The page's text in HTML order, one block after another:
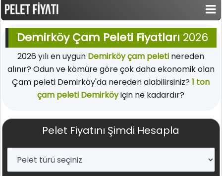
Demirköy Çam Peleti Fiyatları 2026
2026 yılı en uygun Demirköy çam peleti nereden
alınır? Odun ve kömüre göre çok daha ekonomik olan
Çam peleti Demirköy'da nereden alabilirsiniz?1 ton
çam peleti Demirköyiçin ne kadardır?
Pelet Fiyatını Şimdi Hesapla